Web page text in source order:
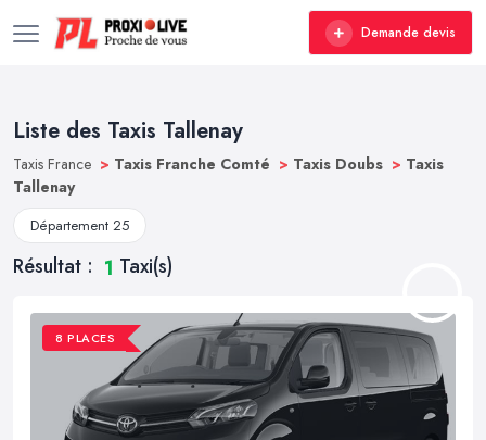
Demande devis
Liste des Taxis Tallenay
Taxis France > Taxis Franche Comté > Taxis Doubs > Taxis
Tallenay
Département 25
Résultat : 1 Taxi(s)
8 PLACES